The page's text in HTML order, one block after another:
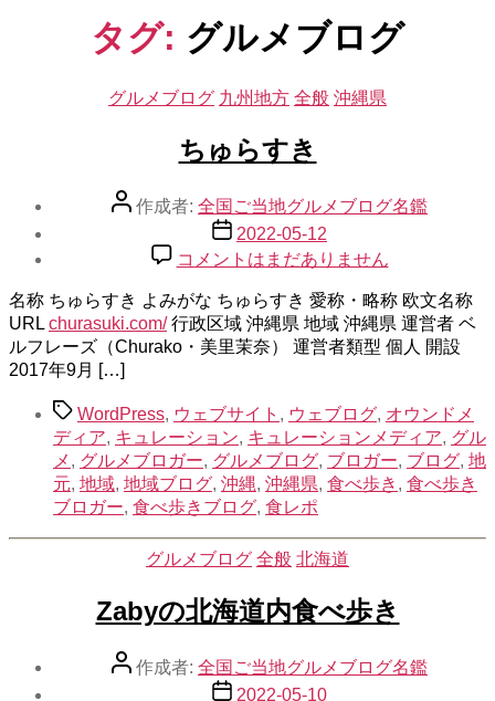
示
タグ: グルメブログ
カ
ゴ
リ
グルメブログ 九州地方 全般 沖縄県
ちゅらすき
投 作成者: 全国ご当地グルメブログ名鑑
投
稿
2022-05-12
ち
ら
す
き
コメントはまだありません
名称 ちゅらすき よみがな ちゅらすき 愛称・略称 欧文名称
URL churasuki.com/行政区域 沖縄県 地域 沖縄県 運営者 ベ
ルフレーズ（Churako・美里茉奈） 運営者類型 個人 開設
2017年9月 […]
タ
グ
WordPress, ウェブサイト , ウェブログ, オウンドメ
ディア, キュレーション, キュレーションメディア, グル
メ , グルメブロガー, グルメブログ, ブロガー, ブログ, 地
元, 地域, 地域ブログ, 沖縄, 沖縄県, 食べ歩き , 食べ歩き
ブロガー, 食べ歩きブログ, 食レポ
カ
ゴ
リ
グルメブログ 全般 北海道
Zabyの北海道内食べ歩き
投 作成者: 全国ご当地グルメブログ名鑑
投 2022-05-10